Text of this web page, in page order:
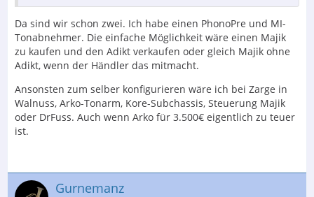
Da sind wir schon zwei. Ich habe einen PhonoPre und MI-
Tonabnehmer. Die einfache Möglichkeit wäre einen Majik
zu kaufen und den Adikt verkaufen oder gleich Majik ohne
Adikt, wenn der Händler das mitmacht.
Ansonsten zum selber konfigurieren wäre ich bei Zarge in
Walnuss, Arko-Tonarm, Kore-Subchassis, Steuerung Majik
oder DrFuss. Auch wenn Arko für 3.500€ eigentlich zu teuer
ist.
Gurnemanz